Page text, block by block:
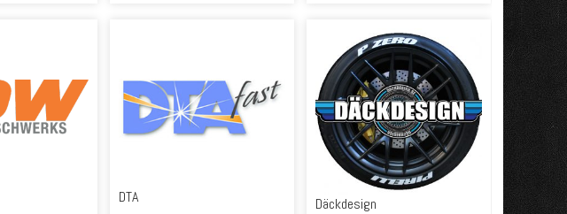
DTA Däckdesign